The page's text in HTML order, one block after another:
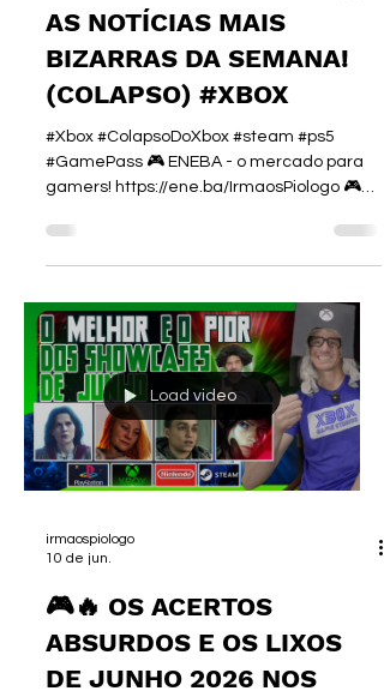
AS NOTÍCIAS MAIS
BIZARRAS DA SEMANA!
(COLAPSO) #XBOX
#Xbox #ColapsoDoXbox #steam #ps5
#GamePass 🎮 ENEBA - o mercado para
gamers! https://ene.ba/IrmaosPiologo 🎮
https://ene.ba/IrmaosPiologo-GiftCards 🎮
Os melhores jogos na ENEBA!
►Curso de I.A. :
https://www.irmaospiologo.com.br/pialogo
►SEJA UM MEMBRO:
https://www.youtube.com/@irmaospiologo/
membership FALA, CAIXISTAS EM
DESESPERO E SONYSTAS DANDO RISADA!
🚨🟢📉 O vídeo de hoje não é review, não é
gameplay, é PLAN
Load video
irmaospiologo
10 de jun.
🎮🔥 OS ACERTOS
ABSURDOS E OS LIXOS
DE JUNHO 2026 NOS